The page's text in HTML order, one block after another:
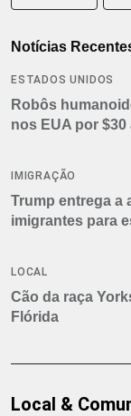
Notícias
ESTADOS UNIDOS
Robôs
nos EUA por $30
IMIGRAÇÃO
Trump entrega a
imigrantes para
LOCAL
Cão da raça
Flórida
Local &